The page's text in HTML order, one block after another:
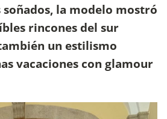
soñados, la modelo mostró
rincones del sur
un estilismo
vacaciones con glamour